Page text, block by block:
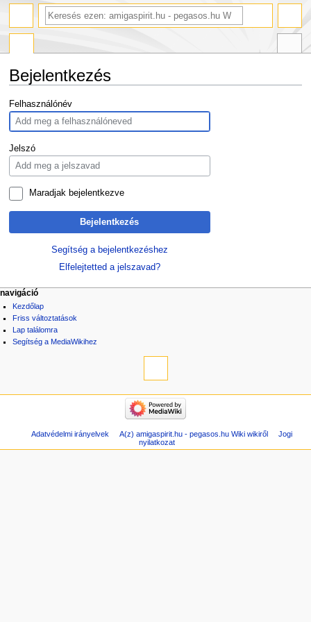
Bejelentkezés
Ugrás
a
navigációhoz
Ugrás
a
kereséshez
Felhasználónév
Jelszó
Maradjak bejelentkezve
Bejelentkezés
Segítség a bejelentkezéshez
Elfelejtetted a jelszavad?
navigáció
Kezdőlap
Friss változtatások
Lap találomra
Segítség a MediaWikihez
Adatvédelmi irányelvek A(z) amigaspirit.hu - pegasos.hu Wiki wikiről
Jogi
nyilatkozat